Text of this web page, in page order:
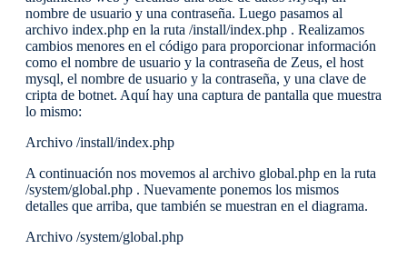
nombre de usuario y una contraseña. Luego pasamos al
archivo index.php en la ruta /install/index.php . Realizamos
cambios menores en el código para proporcionar información
como el nombre de usuario y la contraseña de Zeus, el host
mysql, el nombre de usuario y la contraseña, y una clave de
cripta de botnet. Aquí hay una captura de pantalla que muestra
lo mismo:
Archivo /install/index.php
A continuación nos movemos al archivo global.php en la ruta
/system/global.php . Nuevamente ponemos los mismos
detalles que arriba, que también se muestran en el diagrama.
Archivo /system/global.php